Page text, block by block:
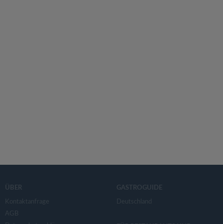
ÜBER
Kontaktanfrage
AGB
GASTROGUIDE
Deutschland